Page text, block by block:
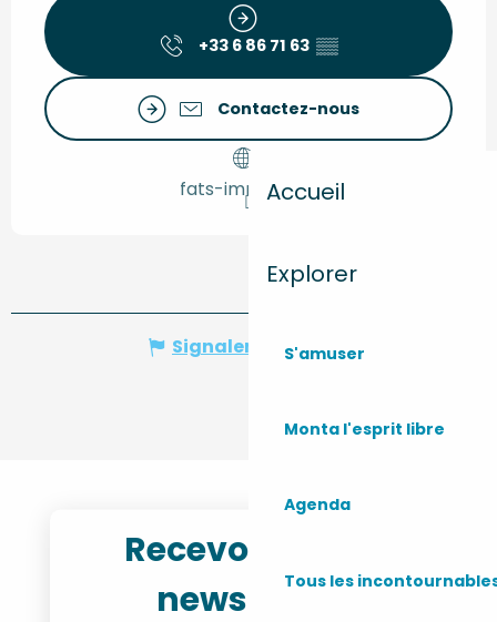
Accueil
Explorer
S'amuser
Monta l'esprit libre
Agenda
Tous les
+33 6 86 71 63 ▒▒
Contactez-nous
fats-immo.com
Signaler une erreur
Recevoir notre
newsletter